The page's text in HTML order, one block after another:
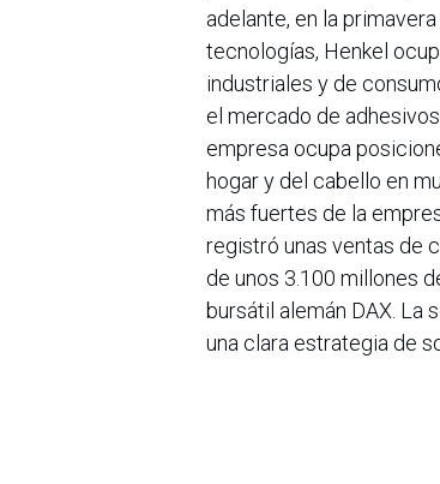
adelante, en la
tecnologías, Henkel
industriales y de
el mercado de
empresa ocupa
hogar y del cabello en
más fuertes de la
registró unas ventas de
de unos 3.100 millones
bursátil alemán DAX. La
una clara estrategia de